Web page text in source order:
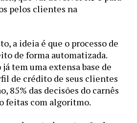
pelos clientes na
a ideia é que o processo de
de forma automatizada.
já tem uma extensa base de
de crédito de seus clientes
85% das decisões do carnês
feitas com algoritmo.